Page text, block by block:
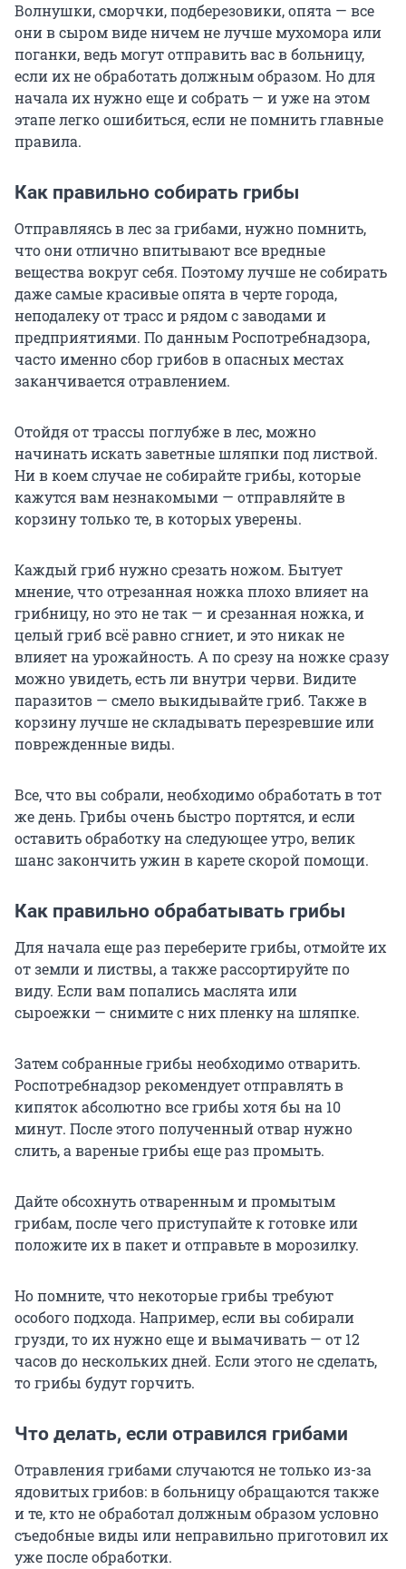
Волнушки, сморчки, подберезовики, опята — все
они в сыром виде ничем не лучше мухомора или
поганки, ведь могут отправить вас в больницу,
если их не обработать должным образом. Но для
начала их нужно еще и собрать — и уже на этом
этапе легко ошибиться, если не помнить главные
правила.
Как правильно собирать грибы
Отправляясь в лес за грибами, нужно помнить,
что они отлично впитывают все вредные
вещества вокруг себя. Поэтому лучше не собирать
даже самые красивые опята в черте города,
неподалеку от трасс и рядом с заводами и
предприятиями. По данным Роспотребнадзора,
часто именно сбор грибов в опасных местах
заканчивается отравлением.
Отойдя от трассы поглубже в лес, можно
начинать искать заветные шляпки под листвой.
Ни в коем случае не собирайте грибы, которые
кажутся вам незнакомыми — отправляйте в
корзину только те, в которых уверены.
Каждый гриб нужно срезать ножом. Бытует
мнение, что отрезанная ножка плохо влияет на
грибницу, но это не так — и срезанная ножка, и
целый гриб всё равно сгниет, и это никак не
влияет на урожайность. А по срезу на ножке сразу
можно увидеть, есть ли внутри черви. Видите
паразитов — смело выкидывайте гриб. Также в
корзину лучше не складывать перезревшие или
поврежденные виды.
Все, что вы собрали, необходимо обработать в тот
же день. Грибы очень быстро портятся, и если
оставить обработку на следующее утро, велик
шанс закончить ужин в карете скорой помощи.
Как правильно обрабатывать грибы
Для начала еще раз переберите грибы, отмойте их
от земли и листвы, а также рассортируйте по
виду. Если вам попались маслята или
сыроежки — снимите с них пленку на шляпке.
Затем собранные грибы необходимо отварить.
Роспотребнадзор рекомендует отправлять в
кипяток абсолютно все грибы хотя бы на 10
минут. После этого полученный отвар нужно
слить, а вареные грибы еще раз промыть.
Дайте обсохнуть отваренным и промытым
грибам, после чего приступайте к готовке или
положите их в пакет и отправьте в морозилку.
Но помните, что некоторые грибы требуют
особого подхода. Например, если вы собирали
грузди, то их нужно еще и вымачивать — от 12
часов до нескольких дней. Если этого не сделать,
то грибы будут горчить.
Что делать, если отравился грибами
Отравления грибами случаются не только из-за
ядовитых грибов: в больницу обращаются также
и те, кто не обработал должным образом условно
съедобные виды или неправильно приготовил их
уже после обработки.